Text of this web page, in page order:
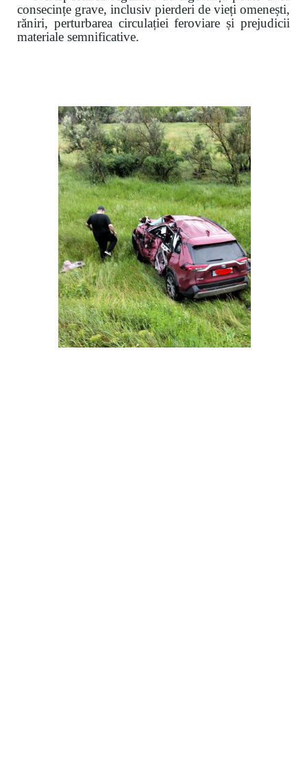
consecințe grave, inclusiv pierderi de vieți omenești,
răniri, perturbarea circulației feroviare și prejudicii
materiale semnificative.